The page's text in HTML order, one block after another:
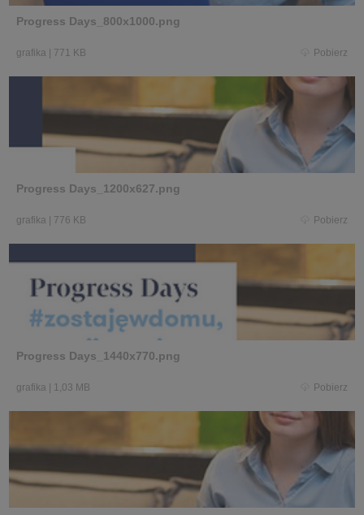
Progress Days_800x1000.png
grafika | 771 KB Pobierz
Progress Days_1200x627.png
grafika | 776 KB Pobierz
Progress Days_1440x770.png
grafika | 1,03 MB Pobierz